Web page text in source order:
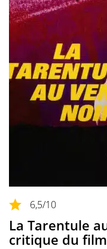
6,5/10
La Tarentule
critique du film